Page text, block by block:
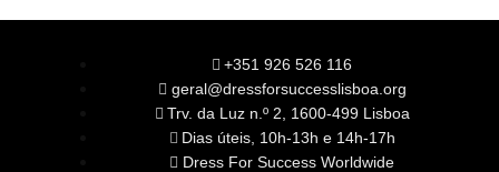
+351 926 526 116
geral@dressforsuccesslisboa.org
Trv. da Luz n.º 2, 1600-499 Lisboa
Dias úteis, 10h-13h e 14h-17h
Dress For Success Worldwide